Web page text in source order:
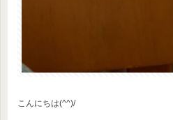
こんにちは(^^)/